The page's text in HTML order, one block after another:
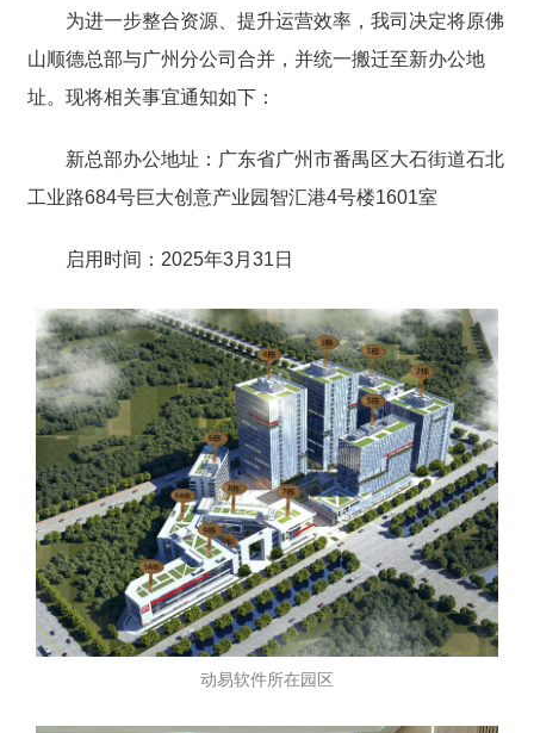
为进一步整合资源、提升运营效率，我司决定将原佛
山顺德总部与广州分公司合并，并统一搬迁至新办公地
址。现将相关事宜通知如下：
新总部办公地址：广东省广州市番禺区大石街道石北
工业路684号巨大创意产业园智汇港4号楼1601室
启用时间：2025年3月31日
动易软件所在园区